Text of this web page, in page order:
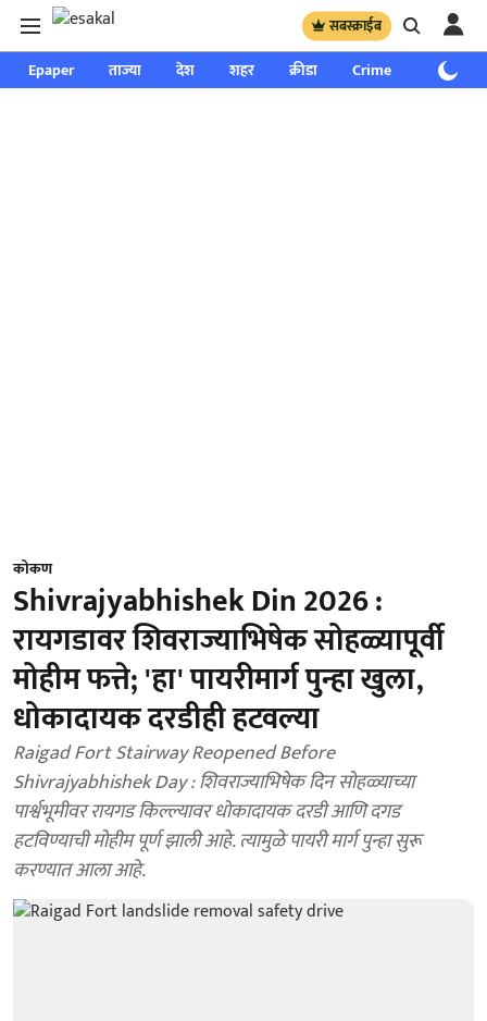
सबस्क्राईब
Epaper ताज्या देश शहर क्रीडा Crime साप्ताहिक
कोकण
Shivrajyabhishek Din 2026 :
रायगडावर शिवराज्याभिषेक सोहळ्यापूर्वी
मोहीम फत्ते; 'हा' पायरीमार्ग पुन्हा खुला,
धोकादायक दरडीही हटवल्या
Raigad Fort Stairway Reopened Before
Shivrajyabhishek Day : शिवराज्याभिषेक दिन सोहळ्याच्या
पार्श्वभूमीवर रायगड किल्ल्यावर धोकादायक दरडी आणि दगड
हटविण्याची मोहीम पूर्ण झाली आहे. त्यामुळे पायरी मार्ग पुन्हा सुरू
करण्यात आला आहे.